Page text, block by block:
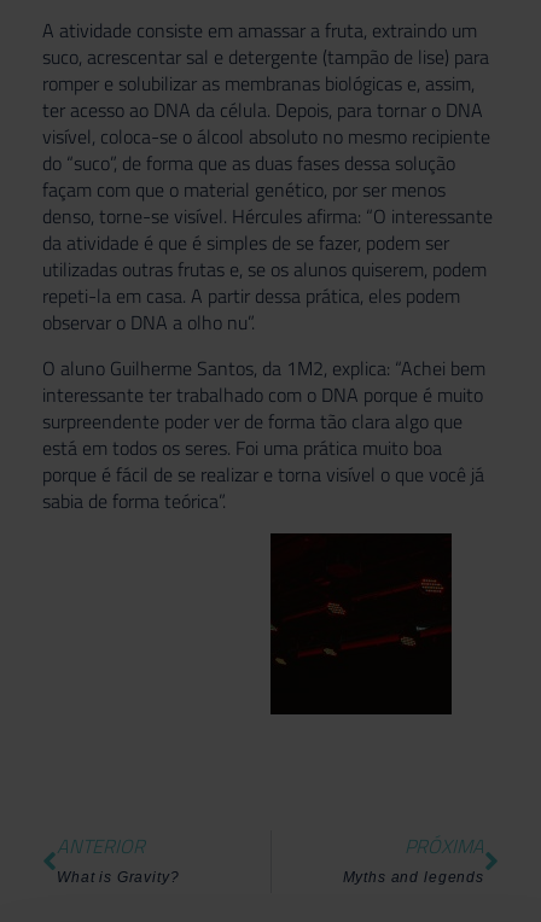
A atividade consiste em amassar a fruta, extraindo um
suco, acrescentar sal e detergente (tampão de lise) para
romper e solubilizar as membranas biológicas e, assim,
ter acesso ao DNA da célula. Depois, para tornar o DNA
visível, coloca-se o álcool absoluto no mesmo recipiente
do “suco”, de forma que as duas fases dessa solução
façam com que o material genético, por ser menos
denso, torne-se visível. Hércules afirma: “O interessante
da atividade é que é simples de se fazer, podem ser
utilizadas outras frutas e, se os alunos quiserem, podem
repeti-la em casa. A partir dessa prática, eles podem
observar o DNA a olho nu”.
O aluno Guilherme Santos, da 1M2, explica: “Achei bem
interessante ter trabalhado com o DNA porque é muito
surpreendente poder ver de forma tão clara algo que
está em todos os seres. Foi uma prática muito boa
porque é fácil de se realizar e torna visível o que você já
sabia de forma teórica”.
ANTERIOR
What is Gravity?
PRÓXIMA
Myths and legends